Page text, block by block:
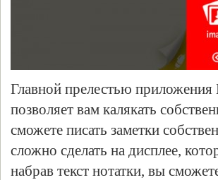
Главной прелестью приложения
позволяет вам калякать
сможете писать заметки
сложно сделать на дисплее,
набрав текст нотатки, вы